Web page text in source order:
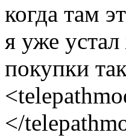
когда там
я уже
покупки
</